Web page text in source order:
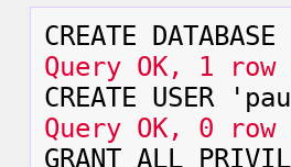
Query OK, 1
Query OK, 0